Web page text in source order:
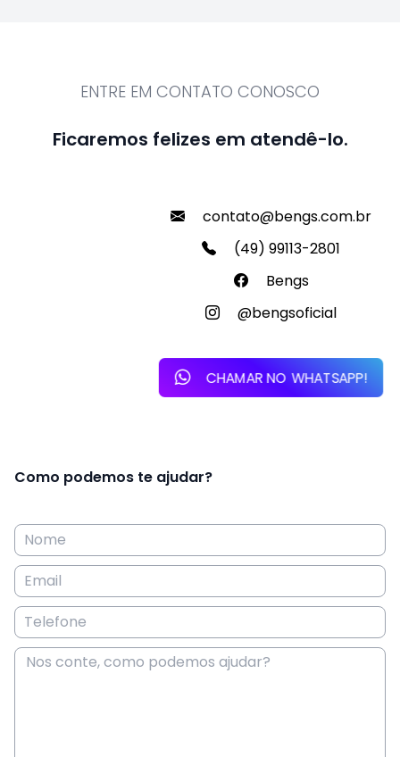
ENTRE EM CONTATO CONOSCO
Ficaremos felizes em atendê-lo.
contato@bengs.com.br
(49) 99113-2801
Bengs
@bengsoficial
CHAMAR NO WHATSAPP!
Como podemos te ajudar?